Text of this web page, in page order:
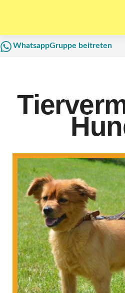
WhatsappGruppe beitreten